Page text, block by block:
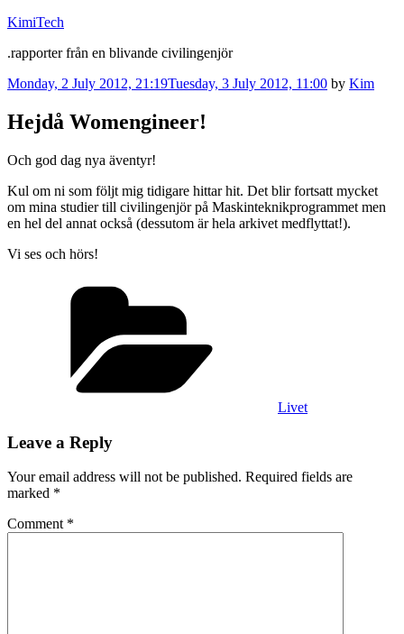
Skip
content
KimiTech
.rapporter från en blivande civilingenjör
Posted
Monday, 2 July 2012, 21:19Tuesday, 3 July 2012, 11:00 by Kim
Hejdå Womengineer!
Och god dag nya äventyr!
Kul om ni som följt mig tidigare hittar hit. Det blir fortsatt mycket
om mina studier till civilingenjör på Maskinteknikprogrammet men
en hel del annat också (dessutom är hela arkivet medflyttat!).
Vi ses och hörs!
Livet
Leave a Reply
Your email address will not be published. Required fields are
marked *
Comment *